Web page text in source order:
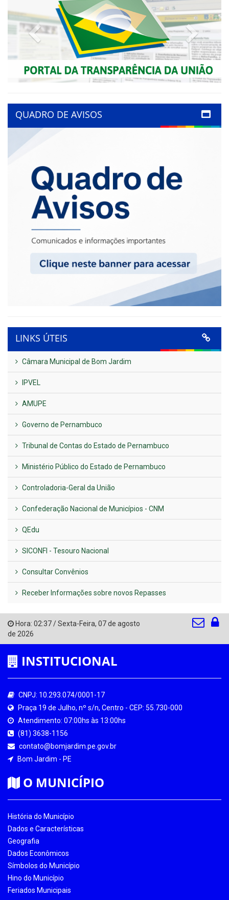
Previous Next
QUADRO DE AVISOS
LINKS ÚTEIS
Câmara Municipal de Bom Jardim
IPVEL
AMUPE
Governo de Pernambuco
Tribunal de Contas do Estado de Pernambuco
Ministério Público do Estado de Pernambuco
Controladoria-Geral da União
Confederação Nacional de Municípios - CNM
QEdu
SICONFI - Tesouro Nacional
Consultar Convênios
Receber Informações sobre novos Repasses
Hora: 02:37/Sexta-Feira, 07 de agosto
de 2026
INSTITUCIONAL
CNPJ: 10.293.074/0001-17
Praça 19 de Julho, nº s/n, Centro - CEP: 55.730-000
Atendimento: 07:00hs às 13:00hs
(81) 3638-1156
contato@bomjardim.pe.gov.br
Bom Jardim - PE
O MUNICÍPIO
História do Município
Dados e Características
Geografia
Dados Econômicos
Símbolos do Município
Hino do Município
Feriados Municipais